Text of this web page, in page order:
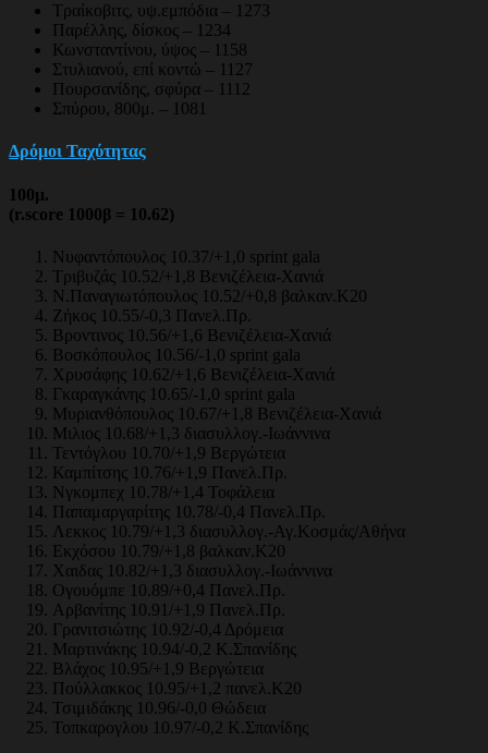
Τραίκοβιτς, υψ.εμπόδια – 1273
Παρέλλης, δίσκος – 1234
Κωνσταντίνου, ύψος – 1158
Στυλιανού, επί κοντώ – 1127
Πουρσανίδης, σφύρα – 1112
Σπύρου, 800μ. – 1081
Δρόμοι Ταχύτητας
100μ.
(r.score 1000β = 10.62)
Νυφαντόπουλος 10.37/+1,0 sprint gala
Τριβυζάς 10.52/+1,8 Βενιζέλεια-Χανιά
Ν.Παναγιωτόπουλος 10.52/+0,8 βαλκαν.Κ20
Ζήκος 10.55/-0,3 Πανελ.Πρ.
Βροντινος 10.56/+1,6 Βενιζέλεια-Χανιά
Βοσκόπουλος 10.56/-1,0 sprint gala
Χρυσάφης 10.62/+1,6 Βενιζέλεια-Χανιά
Γκαραγκάνης 10.65/-1,0 sprint gala
Μυριανθόπουλος 10.67/+1,8 Βενιζέλεια-Χανιά
Μιλιος 10.68/+1,3 διασυλλογ.-Ιωάννινα
Τεντόγλου 10.70/+1,9 Βεργώτεια
Καμπίτσης 10.76/+1,9 Πανελ.Πρ.
Νγκομπεχ 10.78/+1,4 Τοφάλεια
Παπαμαργαρίτης 10.78/-0,4 Πανελ.Πρ.
Λεκκος 10.79/+1,3 διασυλλογ.-Αγ.Κοσμάς/Αθήνα
Εκχόσου 10.79/+1,8 βαλκαν.Κ20
Χαιδας 10.82/+1,3 διασυλλογ.-Ιωάννινα
Ογουόμπε 10.89/+0,4 Πανελ.Πρ.
Αρβανίτης 10.91/+1,9 Πανελ.Πρ.
Γρανιτσιώτης 10.92/-0,4 Δρόμεια
Μαρτινάκης 10.94/-0,2 Κ.Σπανίδης
Βλάχος 10.95/+1,9 Βεργώτεια
Πούλλακκος 10.95/+1,2 πανελ.Κ20
Τσιμιδάκης 10.96/-0,0 Θώδεια
Τοπκαρογλου 10.97/-0,2 Κ.Σπανίδης